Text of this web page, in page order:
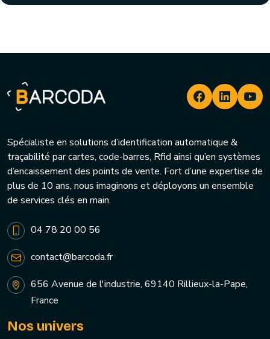
Spécialiste en solutions d’identification automatique &
traçabilité par cartes, code-barres, Rfid ainsi qu’en systèmes
d’encaissement des points de vente. Fort d’une expertise de
plus de 10 ans, nous imaginons et déployons un ensemble
de services clés en main.
04 78 20 00 56
contact@barcoda.fr
656 Avenue de l'industrie, 69140 Rillieux-la-Pape,
France
Nos univers